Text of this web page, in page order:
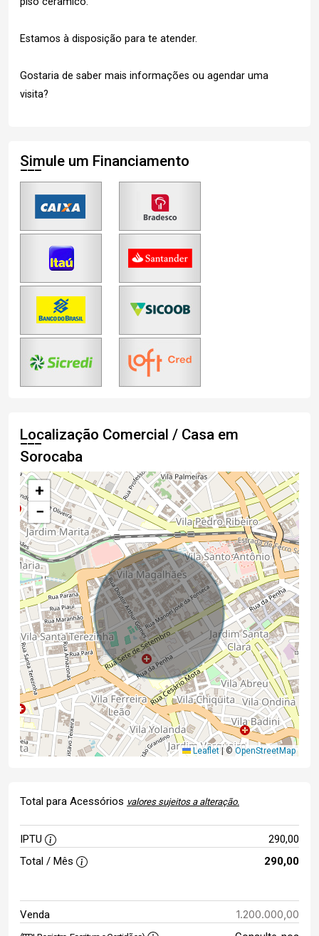
Estamos à disposição para te atender.
Gostaria de saber mais informações ou agendar uma
visita?
Simule um Financiamento
Localização Comercial / Casa em
Sorocaba
+
−
Leaflet |© OpenStreetMap
Total para Acessórios valores sujeitos a alteração.
IPTU
290,00
Total / Mês
290,00
Venda 1.200.000,00